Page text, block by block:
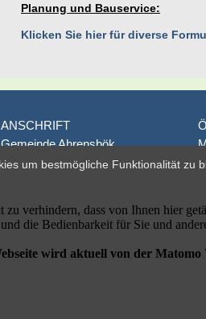
Planung und Bauservice:
Klicken Sie hier für diverse
ANSCHRIFT
Gemeinde Ahrensbök
Poststraße 1
Telefon: 04525/495-0
Telefax: 04525/495-100
E-Mail: info@ahrensboek.de
um bestmögliche Funktionalität